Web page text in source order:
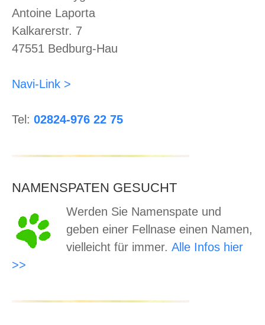
Antoine Laporta
Kalkarerstr. 7
47551 Bedburg-Hau
Navi-Link >
Tel: 02824-976 22 75
NAMENSPATEN GESUCHT
Werden Sie Namenspate und
geben einer Fellnase einen Namen,
vielleicht für immer. Alle Infos hier
>>